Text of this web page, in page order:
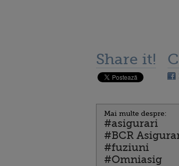
Share it!
Mai multe despre:
#asigurari
#BCR
#fuziuni
#Omniasig